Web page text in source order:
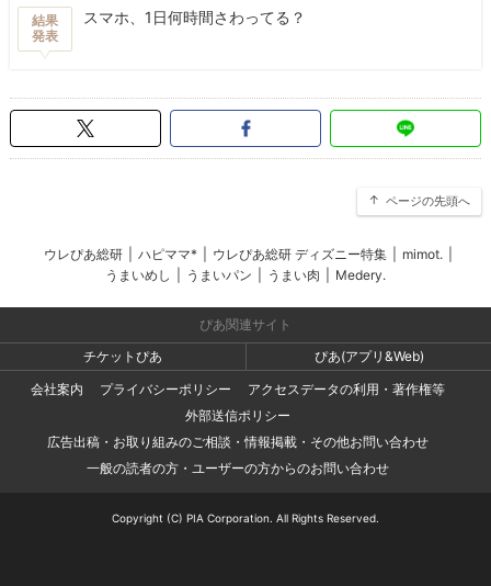
結果
発表
スマホ、1日何時間さわってる？
ページの先頭へ
ウレぴあ総研 ハピママ* ウレぴあ総研 ディズニー特集 mimot.
うまいめし
うまいパン うまい肉 Medery.
ぴあ関連サイト
チケットぴあ
ぴあ(アプリ&Web)
会社案内
プライバシーポリシー
アクセスデータの利用・著作権等
外部送信ポリシー
広告出稿・お取り組みのご相談・情報掲載・その他お問い合わせ
一般の読者の方・ユーザーの方からのお問い合わせ
Copyright (C) PIA Corporation. All Rights Reserved.